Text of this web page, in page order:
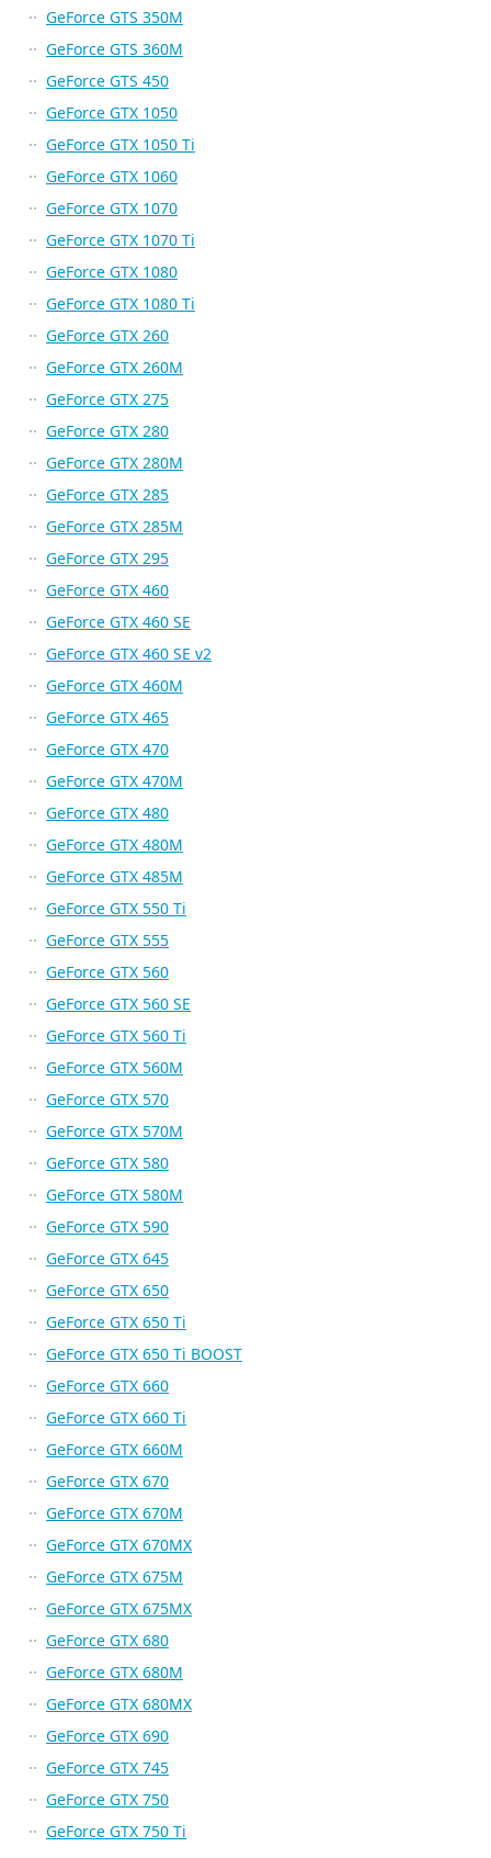
GeForce GTS 350M
GeForce GTS 360M
GeForce GTS 450
GeForce GTX 1050
GeForce GTX 1050 Ti
GeForce GTX 1060
GeForce GTX 1070
GeForce GTX 1070 Ti
GeForce GTX 1080
GeForce GTX 1080 Ti
GeForce GTX 260
GeForce GTX 260M
GeForce GTX 275
GeForce GTX 280
GeForce GTX 280M
GeForce GTX 285
GeForce GTX 285M
GeForce GTX 295
GeForce GTX 460
GeForce GTX 460 SE
GeForce GTX 460 SE v2
GeForce GTX 460M
GeForce GTX 465
GeForce GTX 470
GeForce GTX 470M
GeForce GTX 480
GeForce GTX 480M
GeForce GTX 485M
GeForce GTX 550 Ti
GeForce GTX 555
GeForce GTX 560
GeForce GTX 560 SE
GeForce GTX 560 Ti
GeForce GTX 560M
GeForce GTX 570
GeForce GTX 570M
GeForce GTX 580
GeForce GTX 580M
GeForce GTX 590
GeForce GTX 645
GeForce GTX 650
GeForce GTX 650 Ti
GeForce GTX 650 Ti BOOST
GeForce GTX 660
GeForce GTX 660 Ti
GeForce GTX 660M
GeForce GTX 670
GeForce GTX 670M
GeForce GTX 670MX
GeForce GTX 675M
GeForce GTX 675MX
GeForce GTX 680
GeForce GTX 680M
GeForce GTX 680MX
GeForce GTX 690
GeForce GTX 745
GeForce GTX 750
GeForce GTX 750 Ti